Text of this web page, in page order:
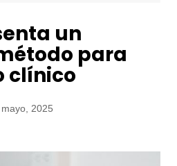
un
para
clínico
2025